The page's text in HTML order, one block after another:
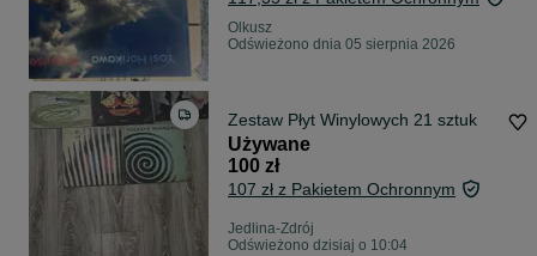
Olkusz
Odświeżono dnia 05 sierpnia 2026
Zestaw Płyt Winylowych 21 sztuk
Używane
100 zł
107 zł z Pakietem Ochronnym
Jedlina-Zdrój
Odświeżono dzisiaj o 10:04